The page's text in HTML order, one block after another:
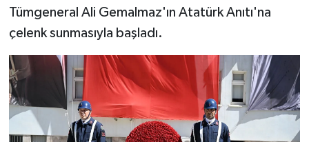
Tümgeneral Ali Gemalmaz'ın Atatürk Anıtı'na
çelenk sunmasıyla başladı.